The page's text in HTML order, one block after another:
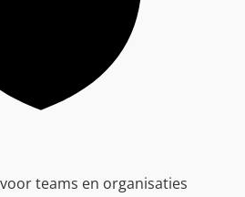
teams en organisaties